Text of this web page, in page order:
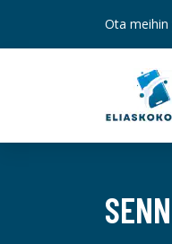
Ota meihin